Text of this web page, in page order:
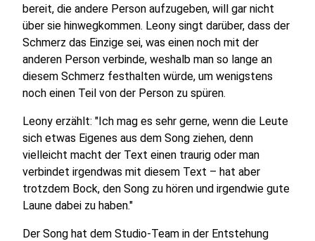
bereit, die andere Person aufzugeben, will gar nicht
über sie hinwegkommen. Leony singt darüber, dass der
Schmerz das Einzige sei, was einen noch mit der
anderen Person verbinde, weshalb man so lange an
diesem Schmerz festhalten würde, um wenigstens
noch einen Teil von der Person zu spüren.
Leony erzählt: "Ich mag es sehr gerne, wenn die Leute
sich etwas Eigenes aus dem Song ziehen, denn
vielleicht macht der Text einen traurig oder man
verbindet irgendwas mit diesem Text – hat aber
trotzdem Bock, den Song zu hören und irgendwie gute
Laune dabei zu haben."
Der Song hat dem Studio-Team in der Entstehung